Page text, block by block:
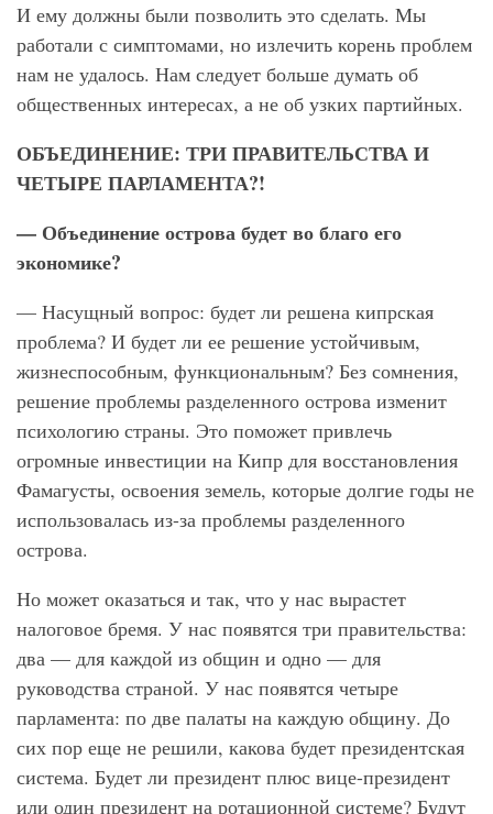
И ему должны были позволить это сделать. Мы
работали с симптомами, но излечить корень проблем
нам не удалось. Нам следует больше думать об
общественных интересах, а не об узких партийных.
ОБЪЕДИНЕНИЕ: ТРИ ПРАВИТЕЛЬСТВА И
ЧЕТЫРЕ ПАРЛАМЕНТА?!
— Объединение острова будет во благо его
экономике?
— Насущный вопрос: будет ли решена кипрская
проблема? И будет ли ее решение устойчивым,
жизнеспособным, функциональным? Без сомнения,
решение проблемы разделенного острова изменит
психологию страны. Это поможет привлечь
огромные инвестиции на Кипр для восстановления
Фамагусты, освоения земель, которые долгие годы не
использовалась из-за проблемы разделенного
острова.
Но может оказаться и так, что у нас вырастет
налоговое бремя. У нас появятся три правительства:
два — для каждой из общин и одно — для
руководства страной. У нас появятся четыре
парламента: по две палаты на каждую общину. До
сих пор еще не решили, какова будет президентская
система. Будет ли президент плюс вице-президент
или один президент на ротационной системе? Будут